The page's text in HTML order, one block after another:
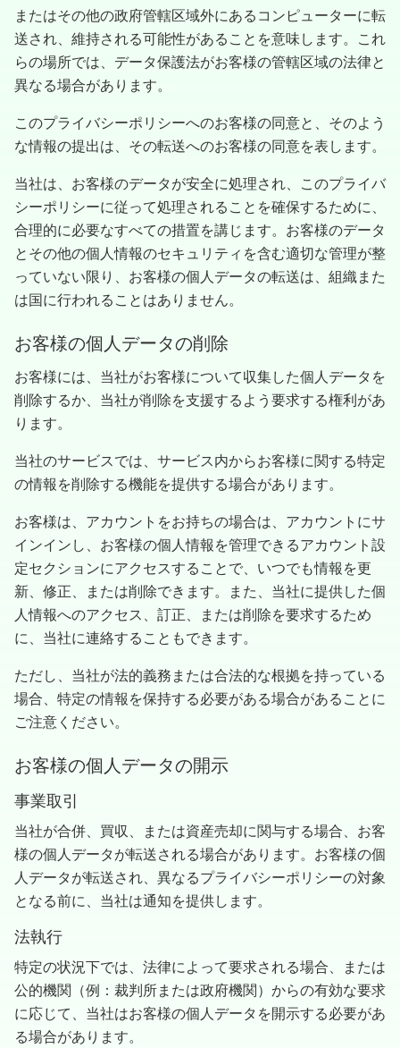
またはその他の政府管轄区域外にあるコンピューターに転
送され、維持される可能性があることを意味します。これ
らの場所では、データ保護法がお客様の管轄区域の法律と
異なる場合があります。
このプライバシーポリシーへのお客様の同意と、そのよう
な情報の提出は、その転送へのお客様の同意を表します。
当社は、お客様のデータが安全に処理され、このプライバ
シーポリシーに従って処理されることを確保するために、
合理的に必要なすべての措置を講じます。お客様のデータ
とその他の個人情報のセキュリティを含む適切な管理が整
っていない限り、お客様の個人データの転送は、組織また
は国に行われることはありません。
お客様の個人データの削除
お客様には、当社がお客様について収集した個人データを
削除するか、当社が削除を支援するよう要求する権利があ
ります。
当社のサービスでは、サービス内からお客様に関する特定
の情報を削除する機能を提供する場合があります。
お客様は、アカウントをお持ちの場合は、アカウントにサ
インインし、お客様の個人情報を管理できるアカウント設
定セクションにアクセスすることで、いつでも情報を更
新、修正、または削除できます。また、当社に提供した個
人情報へのアクセス、訂正、または削除を要求するため
に、当社に連絡することもできます。
ただし、当社が法的義務または合法的な根拠を持っている
場合、特定の情報を保持する必要がある場合があることに
ご注意ください。
お客様の個人データの開示
事業取引
当社が合併、買収、または資産売却に関与する場合、お客
様の個人データが転送される場合があります。お客様の個
人データが転送され、異なるプライバシーポリシーの対象
となる前に、当社は通知を提供します。
法執行
特定の状況下では、法律によって要求される場合、または
公的機関（例：裁判所または政府機関）からの有効な要求
に応じて、当社はお客様の個人データを開示する必要があ
る場合があります。